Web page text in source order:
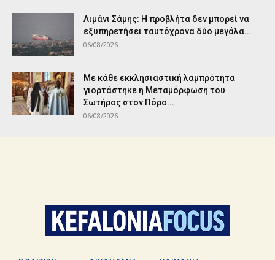
Λιμάνι Σάμης: Η προβλήτα δεν μπορεί να
εξυπηρετήσει ταυτόχρονα δύο μεγάλα...
06/08/2026
Με κάθε εκκλησιαστική λαμπρότητα
γιορτάστηκε η Μεταμόρφωση του
Σωτήρος στον Πόρο...
06/08/2026